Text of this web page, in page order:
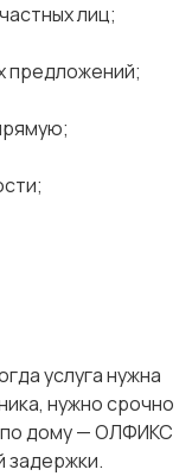
лиц;
предложений;
услуга нужна
нужно срочно
по дому — ОЛФИКС
задержки.